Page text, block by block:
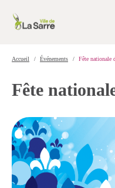
Accueil Événements Fête nationale
Fête